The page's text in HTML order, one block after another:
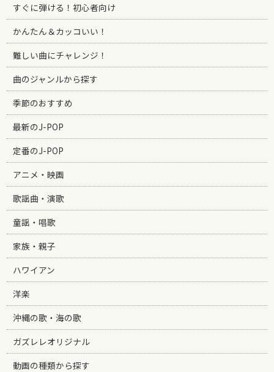
すぐに弾ける！初心者向け
かんたん＆カッコいい！
難しい曲にチャレンジ！
曲のジャンルから探す
季節のおすすめ
最新のJ-POP
定番のJ-POP
アニメ・映画
歌謡曲・演歌
童謡・唱歌
家族・親子
ハワイアン
洋楽
沖縄の歌・海の歌
ガズレレオリジナル
動画の種類から探す